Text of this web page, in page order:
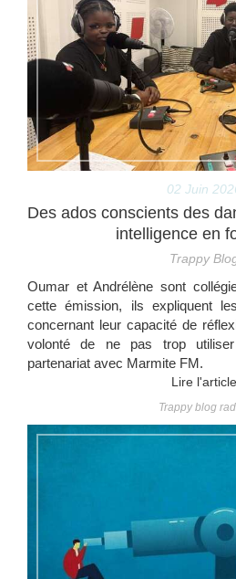
02 Juin
Des ados conscients des
intelligence en
Trappy
Oumar et Andrélène sont
cette émission, ils expliquent
concernant leur capacité de
volonté de ne pas trop
partenariat avec Marmite FM.
Lire l'article
Trappy blog